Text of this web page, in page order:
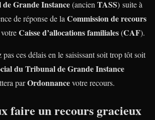
Grande Instance(ancienTASS) suite à
de réponse de laCommission de recours
Caisse d’allocations familiales(CAF).
pas ces délais en le saisissant soit trop tôt soit
du Tribunal de Grande Instance
parOrdonnancevotre recours.
faire unrecours gracieux